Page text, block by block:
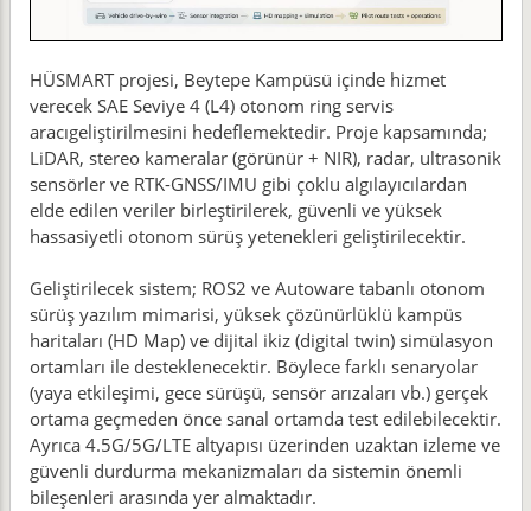
HÜSMART projesi, Beytepe Kampüsü içinde hizmet
verecek SAE Seviye 4 (L4) otonom ring servis
aracıgeliştirilmesini hedeflemektedir. Proje kapsamında;
LiDAR, stereo kameralar (görünür + NIR), radar, ultrasonik
sensörler ve RTK-GNSS/IMU gibi çoklu algılayıcılardan
elde edilen veriler birleştirilerek, güvenli ve yüksek
hassasiyetli otonom sürüş yetenekleri geliştirilecektir.
Geliştirilecek sistem; ROS2 ve Autoware tabanlı otonom
sürüş yazılım mimarisi, yüksek çözünürlüklü kampüs
haritaları (HD Map) ve dijital ikiz (digital twin) simülasyon
ortamları ile desteklenecektir. Böylece farklı senaryolar
(yaya etkileşimi, gece sürüşü, sensör arızaları vb.) gerçek
ortama geçmeden önce sanal ortamda test edilebilecektir.
Ayrıca 4.5G/5G/LTE altyapısı üzerinden uzaktan izleme ve
güvenli durdurma mekanizmaları da sistemin önemli
bileşenleri arasında yer almaktadır.